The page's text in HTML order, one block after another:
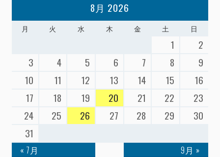
8月 2026
月 火 水 木 金 土 日
1
2
3
4 5 6 7 8
9
10
11 12 13 14 15
16
17
18 19 20 21 22
23
24
25 26 27 28 29
30
31
« 7月 9月 »